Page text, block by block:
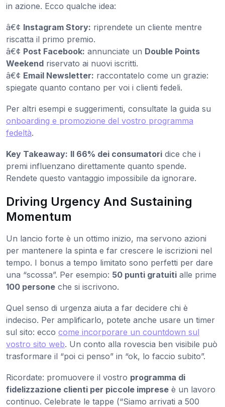
in azione. Ecco qualche idea:
â€¢ Instagram Story: riprendete un cliente mentre
riscatta il primo premio.
â€¢ Post Facebook: annunciate un Double Points
Weekend riservato ai nuovi iscritti.
â€¢ Email Newsletter: raccontatelo come un grazie:
spiegate quanto contano per voi i clienti fedeli.
Per altri esempi e suggerimenti, consultate la guida su
onboarding e promozione del vostro programma
fedeltà.
Key Takeaway: Il 66% dei consumatori dice che i
premi influenzano direttamente quanto spende.
Rendete questo vantaggio impossibile da ignorare.
Driving Urgency And Sustaining
Momentum
Un lancio forte è un ottimo inizio, ma servono azioni
per mantenere la spinta e far crescere le iscrizioni nel
tempo. I bonus a tempo limitato sono perfetti per dare
una “scossa”. Per esempio: 50 punti gratuiti alle prime
100 persone che si iscrivono.
Quel senso di urgenza aiuta a far decidere chi è
indeciso. Per amplificarlo, potete anche usare un timer
sul sito: ecco come incorporare un countdown sul
vostro sito web. Un conto alla rovescia ben visibile può
trasformare il “poi ci penso” in “ok, lo faccio subito”.
Ricordate: promuovere il vostro programma di
fidelizzazione clienti per piccole imprese è un lavoro
continuo. Celebrate le tappe (“Siamo arrivati a 500